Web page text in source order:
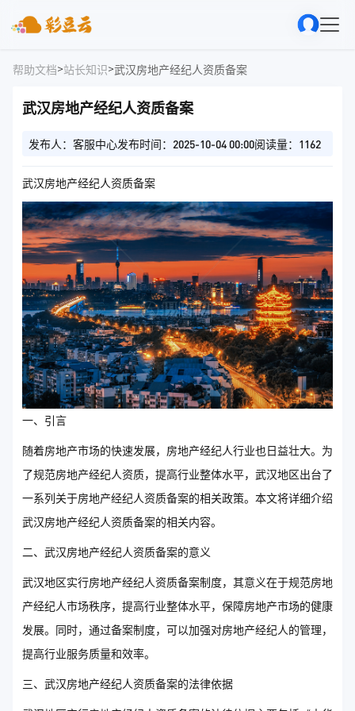
帮助文档>站长知识>武汉房地产经纪人资质备案
武汉房地产经纪人资质备案
发布人：客服中心发布时间：2025-10-04 00:00阅读量：1162
武汉房地产经纪人资质备案
一、引言
随着房地产市场的快速发展，房地产经纪人行业也日益壮大。为
了规范房地产经纪人资质，提高行业整体水平，武汉地区出台了
一系列关于房地产经纪人资质备案的相关政策。本文将详细介绍
武汉房地产经纪人资质备案的相关内容。
二、武汉房地产经纪人资质备案的意义
武汉地区实行房地产经纪人资质备案制度，其意义在于规范房地
产经纪人市场秩序，提高行业整体水平，保障房地产市场的健康
发展。同时，通过备案制度，可以加强对房地产经纪人的管理，
提高行业服务质量和效率。
三、武汉房地产经纪人资质备案的法律依据